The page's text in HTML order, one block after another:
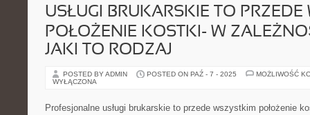
USŁUGI BRUKARSKIE TO
POŁOŻENIE KOSTKI- W
JAKI TO RODZAJ
POSTED BY ADMIN POSTED ON PAŹ - 7 - 2025
MOŻLIWOŚĆ
WYŁĄCZONA
Profesjonalne usługi brukarskie to przede wszystkim położenie